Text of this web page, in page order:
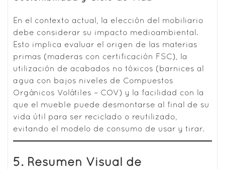
En el contexto actual, la elección del mobiliario
debe considerar su impacto medioambiental.
Esto implica evaluar el origen de las materias
primas (maderas con certificación FSC), la
utilización de acabados no tóxicos (barnices al
agua con bajos niveles de Compuestos
Orgánicos Volátiles – COV) y la facilidad con la
que el mueble puede desmontarse al final de su
vida útil para ser reciclado o reutilizado,
evitando el modelo de consumo de usar y tirar.
5. Resumen Visual de